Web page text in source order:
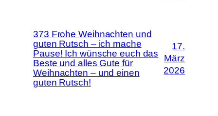
373 Frohe Weihnachten und
guten Rutsch – ich mache
Pause! Ich wünsche euch das
Beste und alles Gute für
Weihnachten – und einen
guten Rutsch!
17.
März
2026